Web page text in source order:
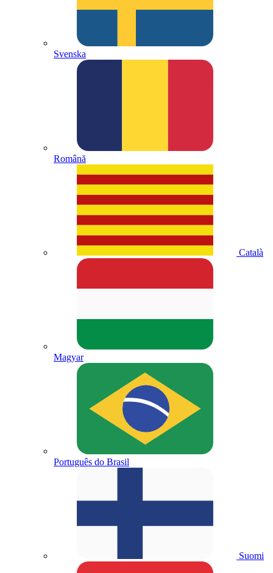
Svenska
Română
Català
Magyar
Português do Brasil
Suomi